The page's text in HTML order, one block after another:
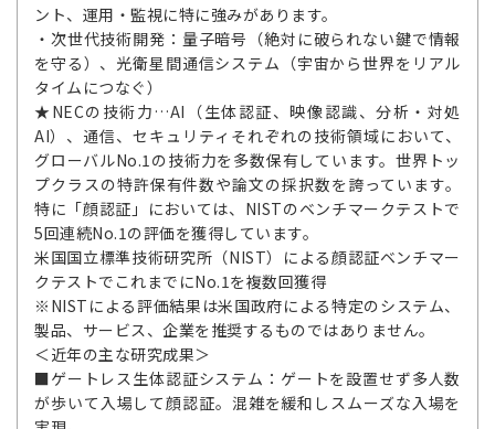
ント、運用・監視に特に強みがあります。
・次世代技術開発：量子暗号（絶対に破られない鍵で情報
を守る）、光衛星間通信システム（宇宙から世界をリアル
タイムにつなぐ）
★NECの技術力…AI（生体認証、映像認識、分析・対処
AI）、通信、セキュリティそれぞれの技術領域において、
グローバルNo.1の技術力を多数保有しています。世界トッ
プクラスの特許保有件数や論文の採択数を誇っています。
特に「顔認証」においては、NISTのベンチマークテストで
5回連続No.1の評価を獲得しています。
米国国立標準技術研究所（NIST）による顔認証ベンチマー
クテストでこれまでにNo.1を複数回獲得
※NISTによる評価結果は米国政府による特定のシステム、
製品、サービス、企業を推奨するものではありません。
＜近年の主な研究成果＞
■ゲートレス生体認証システム：ゲートを設置せず多人数
が歩いて入場して顔認証。混雑を緩和しスムーズな入場を